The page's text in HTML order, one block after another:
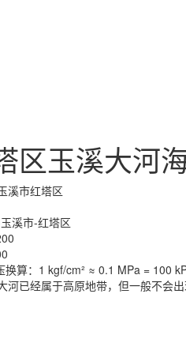
区玉溪大河
溪市红塔区
溪市-红塔区
换算：1 kgf/cm² ≈ 0.1 MPa = 100
河已经属于高原地带，但一般不会出